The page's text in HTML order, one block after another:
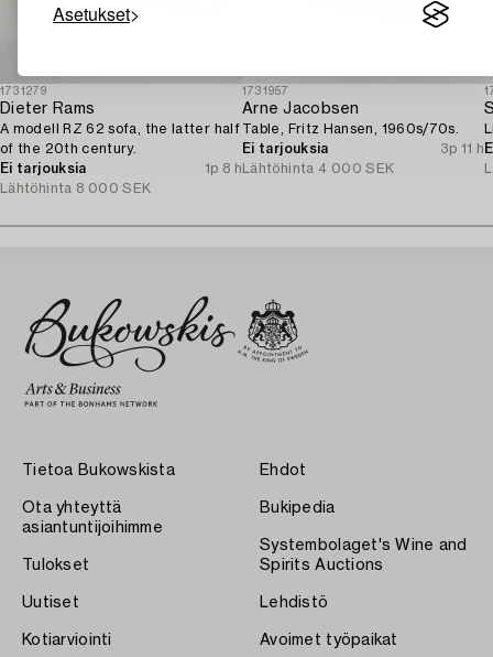
Asetukset
1731279
Dieter Rams
A modell RZ 62 sofa, the latter half
of the 20th century.
Ei tarjouksia
1p 8 h
Lähtöhinta 8 000 SEK
1731957
Arne Jacobsen
Table, Fritz Hansen, 1960s/70s.
Ei tarjouksia
3p 11 h
Lähtöhinta 4 000 SEK
Tietoa Bukowskista
Ota yhteyttä
asiantuntijoihimme
Tulokset
Uutiset
Kotiarviointi
Ehdot
Bukipedia
Systembolaget's Wine and
Spirits Auctions
Lehdistö
Avoimet työpaikat